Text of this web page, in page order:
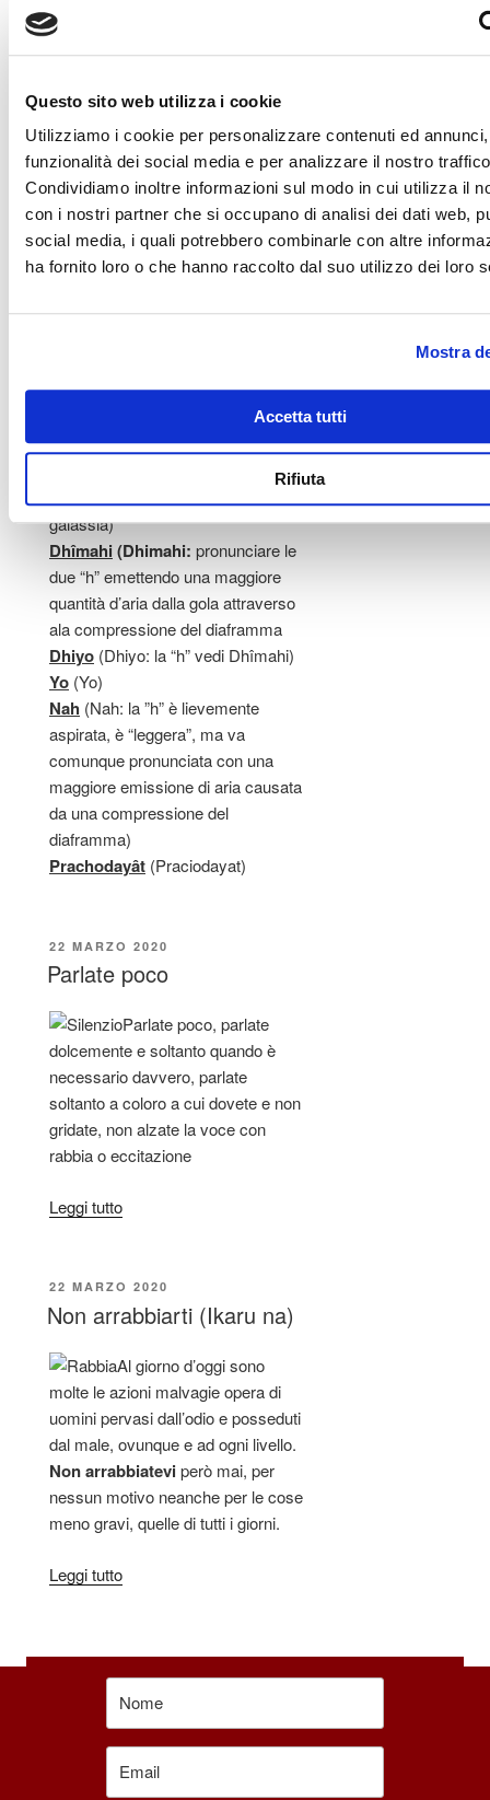
Questo sito web utilizza i cookie
Utilizziamo i cookie per personalizzare contenuti ed
funzionalità dei social media e per analizzare il nostro
Condividiamo inoltre informazioni sul modo in cui utilizza il
con i nostri partner che si occupano di analisi dei dati web,
social media, i quali potrebbero combinarle con altre
ha fornito loro o che hanno raccolto dal suo utilizzo dei loro
Mostra
Accetta tutti
Rifiuta
Bhûr)
Varenyam(Varegnam_mmm: la
toccando il palato con la punta della
lingua: il suono è simile a quello
della parola “legna”. Per quanto
riguarda la “m”, essa si pronuncia
in due fasi: La prima a labbra
chiuse, la seconda facendo una
leggera compressione col
Bhargo(per la pronuncia della
vibrare la lingua sul palato)
rafforzata con un suono
doppia esse; vedi, ad es. il termine
galassia)
Dhîmahi (Dhimahi: pronunciare le
due “h” emettendo una maggiore
quantità d’aria dalla gola attraverso
ala compressione del diaframma
Dhiyo (Dhiyo: la “h” vedi Dhîmahi)
Yo (Yo)
Nah (Nah: la ”h” è lievemente
aspirata, è “leggera”, ma va
comunque pronunciata con una
maggiore emissione di aria causata
da una compressione del
diaframma)
Prachodayât (Praciodayat)
22 MARZO 2020
Parlate poco
Parlate poco, parlate
dolcemente e soltanto quando è
necessario davvero, parlate
soltanto a coloro a cui dovete e non
gridate, non alzate la voce con
rabbia o eccitazione
Leggi tutto
22 MARZO 2020
Non arrabbiarti (Ikaru na)
Al giorno d’oggi sono
molte le azioni malvagie opera di
uomini pervasi dall’odio e posseduti
dal male, ovunque e ad ogni livello.
Non arrabbiateviperò mai, per
nessun motivo neanche per le cose
meno gravi, quelle di tutti i giorni.
Leggi tutto